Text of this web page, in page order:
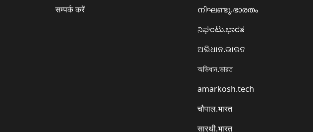
सम्पर्क करें
നിഘണ്ടു.ഭാരതം
ನಿಘಂಟು.ಭಾರತ
ଅଭିଧାନ.ଭାରତ
অভিধান.ভারত
amarkosh.tech
चौपाल.भारत
सारथी.भारत